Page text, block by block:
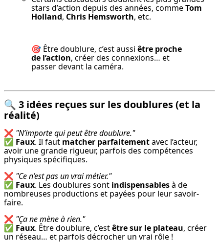
stars d’action depuis des années, comme Tom
Holland, Chris Hemsworth, etc.
🎯 Être doublure, c’est aussi être proche
de l’action, créer des connexions… et
passer devant la caméra.
🔍 3 idées reçues sur les doublures (et la
réalité)
❌ "N’importe qui peut être doublure."
✅ Faux. Il faut matcher parfaitement avec l’acteur,
avoir une grande rigueur, parfois des compétences
physiques spécifiques.
❌ "Ce n’est pas un vrai métier."
✅ Faux. Les doublures sont indispensables à de
nombreuses productions et payées pour leur savoir-
faire.
❌ "Ça ne mène à rien."
✅ Faux. Être doublure, c’est être sur le plateau, créer
un réseau… et parfois décrocher un vrai rôle !